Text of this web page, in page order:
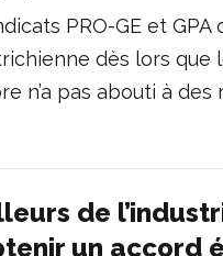
PRO-GE et
dès lors
n’a pas abouti à
de
un accord